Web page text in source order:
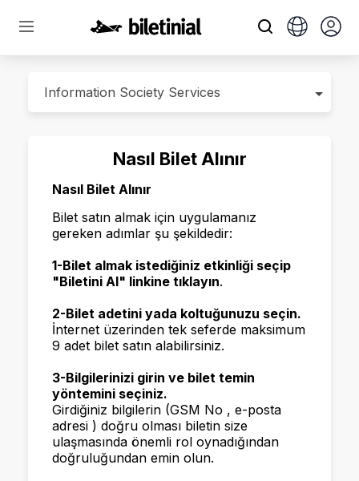
Nasıl Bilet Alınır
Nasıl Bilet Alınır
Bilet satın almak için uygulamanız
gereken adımlar şu şekildedir:
1-Bilet almak istediğiniz etkinliği seçip
"Biletini Al" linkine tıklayın.
2-Bilet adetini yada koltuğunuzu seçin.
İnternet üzerinden tek seferde maksimum
9 adet bilet satın alabilirsiniz.
3-Bilgilerinizi girin ve bilet temin
yöntemini seçiniz.
Girdiğiniz bilgilerin (GSM No , e-posta
adresi ) doğru olması biletin size
ulaşmasında önemli rol oynadığından
doğruluğundan emin olun.